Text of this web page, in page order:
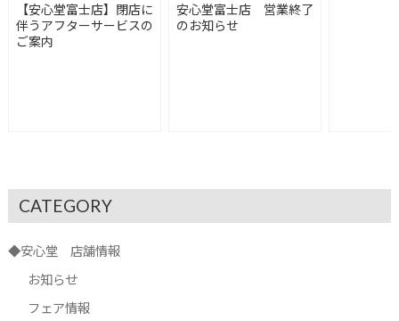
【安心堂富士店】閉店に
伴うアフターサービスの
ご案内
安心堂富士店 営業終了
のお知らせ
CATEGORY
◆安心堂 店舗情報
お知らせ
フェア情報